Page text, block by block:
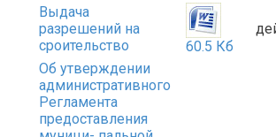
Выдача
разрешений на
сроительство
60.5 Кб
Об утверждении
административного
Регламента
предоставления